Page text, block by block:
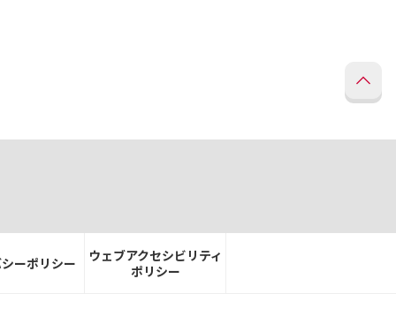
ーポリシー
ウェブアクセシビリティ
ポリシー